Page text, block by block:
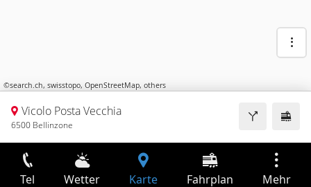
©search.ch, swisstopo, OpenStreetMap, others
Vicolo Posta Vecchia
6500 Bellinzone
Tel Wetter Karte Fahrplan Mehr